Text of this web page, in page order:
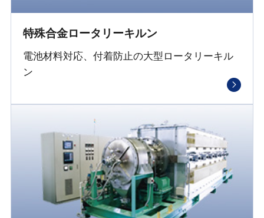
特殊合金ロータリーキルン
電池材料対応、付着防止の大型ロータリーキル
ン